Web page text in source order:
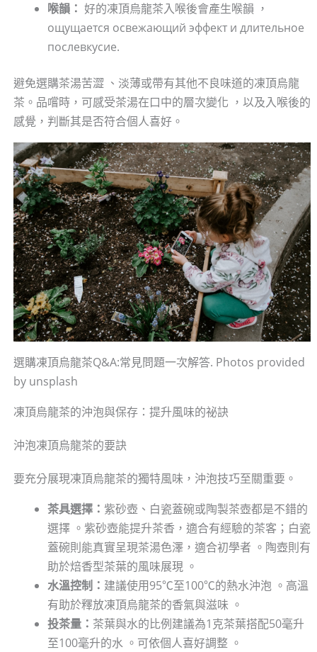
喉韻： 好的凍頂烏龍茶入喉後會產生喉韻 ，
ощущается освежающий эффект и длительное
послевкусие.
避免選購茶湯苦澀 、淡薄或帶有其他不良味道的凍頂烏龍
茶。品嚐時，可感受茶湯在口中的層次變化 ，以及入喉後的
感覺，判斷其是否符合個人喜好。
選購凍頂烏龍茶Q&A:常見問題一次解答. Photos provided
by unsplash
凍頂烏龍茶的沖泡與保存：提升風味的祕訣
沖泡凍頂烏龍茶的要訣
要充分展現凍頂烏龍茶的獨特風味，沖泡技巧至關重要。
茶具選擇： 紫砂壺、白瓷蓋碗或陶製茶壺都是不錯的
選擇 。紫砂壺能提升茶香，適合有經驗的茶客；白瓷
蓋碗則能真實呈現茶湯色澤，適合初學者 。陶壺則有
助於焙香型茶葉的風味展現 。
水溫控制： 建議使用95℃至100℃的熱水沖泡 。高溫
有助於釋放凍頂烏龍茶的香氣與滋味 。
投茶量： 茶葉與水的比例建議為1克茶葉搭配50毫升
至100毫升的水 。可依個人喜好調整 。